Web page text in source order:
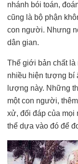
nhánh bói toán,
cũng là bộ phận
con người. Nhưng
dân gian.
Thế giới bản chất
nhiều hiện tượng bí
lượng này. Những
một con người,
xử, đối đáp của
thể dựa vào đó để